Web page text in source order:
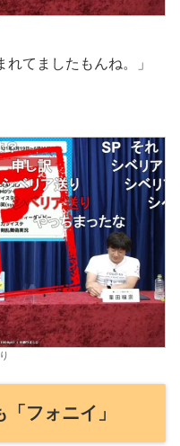
てましたもんね。」
フォニイ」